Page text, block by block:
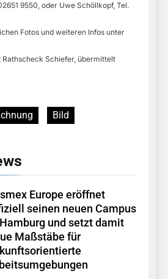
9550, oder Uwe Schöllkopf, Tel.
Fotos und weiteren Infos unter
Schiefer, übermittelt
Bild
Europe eröffnet
seinen neuen Campus
und setzt damit
Maßstäbe für